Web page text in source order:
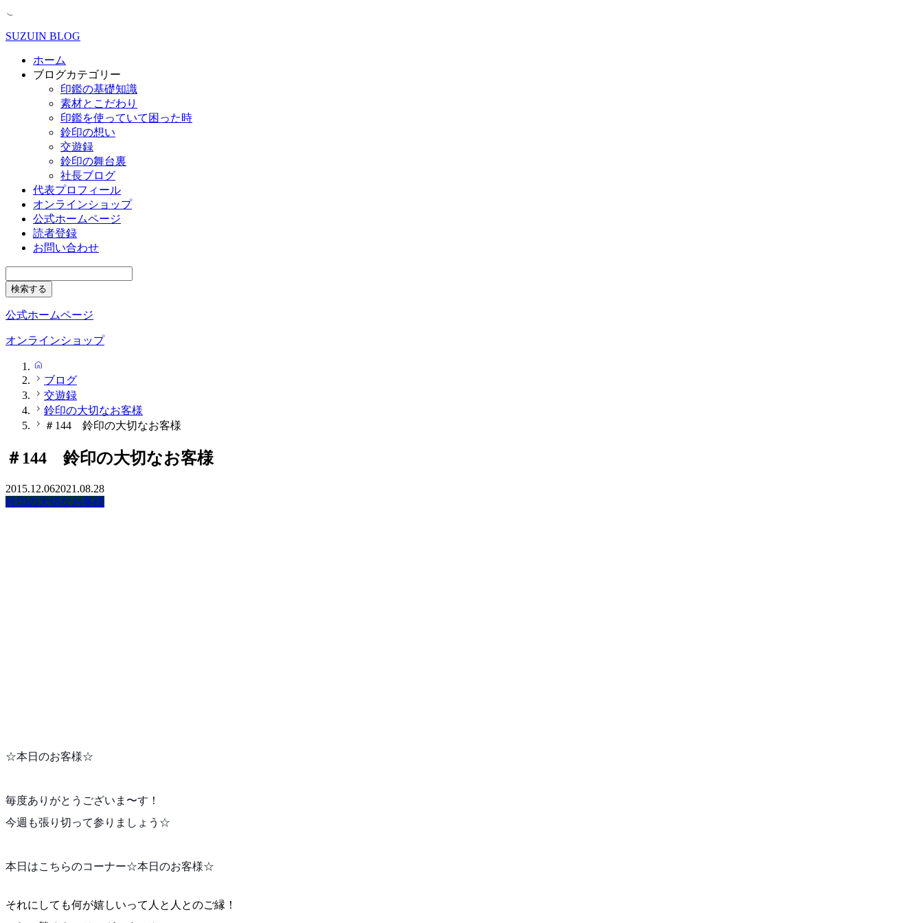
SUZUIN BLOG
ホーム
ブログカテゴリー
印鑑の基礎知識
素材とこだわり
印鑑を使っていて困った時
鈴印の想い
交遊録
鈴印の舞台裏
社長ブログ
代表プロフィール
オンラインショップ
公式ホームページ
読者登録
お問い合わせ
公式ホームページ
オンラインショップ
ブログ
交遊録
鈴印の大切なお客様
＃144 鈴印の大切なお客様
＃144 鈴印の大切なお客様
2015.12.062021.08.28
鈴印の大切なお客様
☆本日のお客様☆
毎度ありがとうございま〜す！
今週も張り切って参りましょう☆
本日はこちらのコーナー☆本日のお客様☆
それにしても何が嬉しいって人と人とのご縁！